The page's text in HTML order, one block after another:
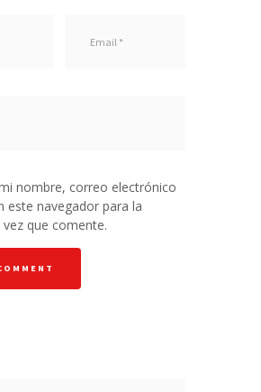
nombre, correo electrónico
este navegador para la
que comente.